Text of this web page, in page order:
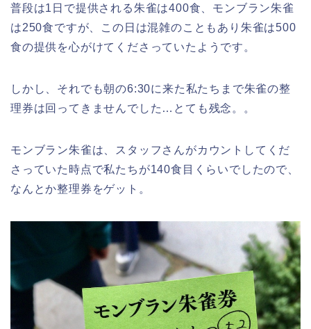
普段は1日で提供される朱雀は400食、モンブラン朱雀
は250食ですが、この日は混雑のこともあり朱雀は500
食の提供を心がけてくださっていたようです。
しかし、それでも朝の6:30に来た私たちまで朱雀の整
理券は回ってきませんでした…とても残念。。
モンブラン朱雀は、スタッフさんがカウントしてくだ
さっていた時点で私たちが140食目くらいでしたので、
なんとか整理券をゲット。